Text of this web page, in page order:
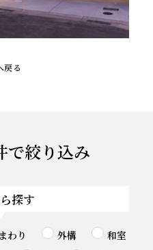
戻る
で絞り込み
探す
わり 外構
和室